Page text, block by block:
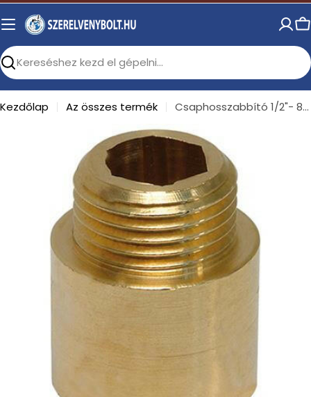
Skip
to
Search
Kezdőlap Az összes termék Csaphosszabbító 1/2"- 80 mm
media 0 in modal